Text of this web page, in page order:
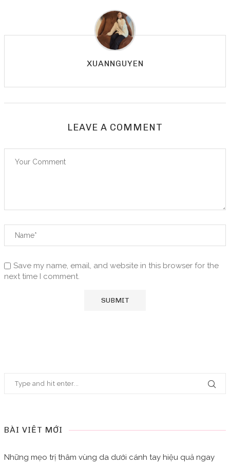
XUANNGUYEN
LEAVE A COMMENT
Save my name, email, and website in this browser for the
next time I comment.
BÀI VIẾT MỚI
Những mẹo trị thâm vùng da dưới cánh tay hiệu quả ngay